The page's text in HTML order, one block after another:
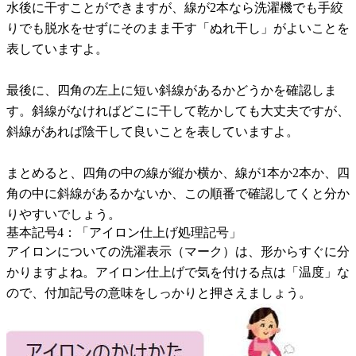
水後に干すことができますが、線が2本なら洗濯機でも手絞
りでも脱水をせずにそのまま干す「ぬれ干し」がよいことを
表していますよ。
最後に、四角の左上に短い斜線があるかどうかを確認しま
す。斜線がなければどこに干して乾かしても大丈夫ですが、
斜線があれば陰干して良いことを表していますよ。
まとめると、四角の中の線が縦か横か、線が1本か2本か、四
角の中に斜線があるかないか、この順番で確認してくと分か
りやすいでしょう。
基本記号4：「アイロン仕上げ処理記号」
アイロンについての洗濯表示（マーク）は、形からすぐに分
かりますよね。アイロン仕上げで気を付ける点は「温度」な
ので、付加記号の意味をしっかりと押さえましょう。